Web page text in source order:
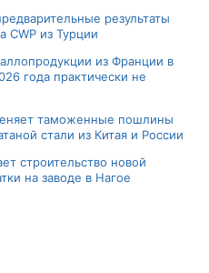
результаты
CWP из Турции
из Франции в
года практически не
таможенные пошлины
стали из Китая и России
строительство новой
на заводе в Нагое